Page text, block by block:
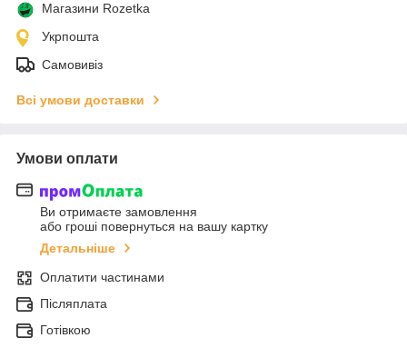
Магазини Rozetka
Укрпошта
Самовивіз
Всі умови доставки
Умови оплати
Ви отримаєте замовлення
або гроші повернуться на вашу картку
Детальніше
Оплатити частинами
Післяплата
Готівкою